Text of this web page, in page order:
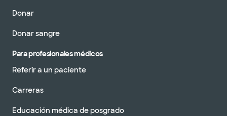
Donar
Donar sangre
Para profesionales médicos
Referir a un paciente
Carreras
Educación médica de posgrado